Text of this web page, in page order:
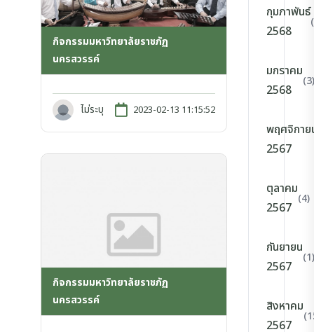
กิจกรรมมหาวิทยาลัยราชภัฏ
นครสวรรค์
ไม่ระบุ 2023-02-13 11:15:52
กิจกรรมมหาวิทยาลัยราชภัฏ
นครสวรรค์
กุมภาพันธ์
2568
มกราคม
2568
(3)
พฤศจิกาย
2567
ตุลาคม
2567
(4)
กันยายน
2567
(1)
สิงหาคม
2567